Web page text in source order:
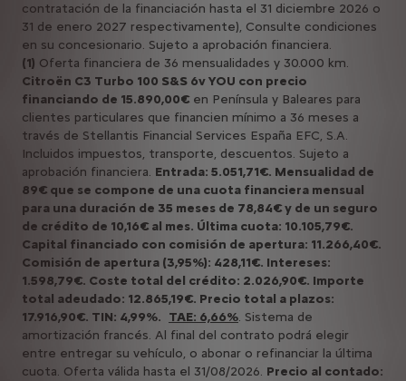
contratación de la financiación hasta el 31 diciembre 2026 o
31 de enero 2027 respectivamente), Consulte condiciones
en su concesionario. Sujeto a aprobación financiera.
(1) Oferta financiera de 36 mensualidades y 30.000 km.
Citroën C3 Turbo 100 S&S 6v YOU con precio
financiando de 15.890,00€ en Península y Baleares para
clientes particulares que financien mínimo a 36 meses a
través de Stellantis Financial Services España EFC, S.A.
Incluidos impuestos, transporte, descuentos. Sujeto a
aprobación financiera. Entrada: 5.051,71€. Mensualidad de
89€ que se compone de una cuota financiera mensual
para una duración de 35 meses de 78,84€ y de un seguro
de crédito de 10,16€ al mes. Última cuota: 10.105,79€.
Capital financiado con comisión de apertura: 11.266,40€.
Comisión de apertura (3,95%): 428,11€. Intereses:
1.598,79€. Coste total del crédito: 2.026,90€. Importe
total adeudado: 12.865,19€. Precio total a plazos:
17.916,90€. TIN: 4,99%. TAE: 6,66%. Sistema de
amortización francés. Al final del contrato podrá elegir
entre entregar su vehículo, o abonar o refinanciar la última
cuota. Oferta válida hasta el 31/08/2026. Precio al contado: